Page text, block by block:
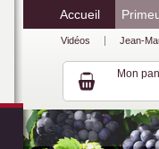
Accueil
Vidéos Jean-
Mon